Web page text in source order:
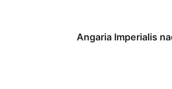
Angaria Imperialis